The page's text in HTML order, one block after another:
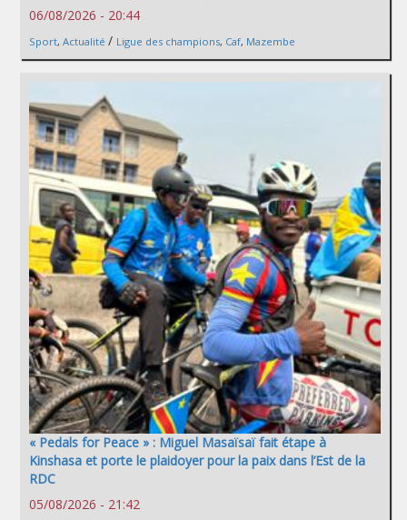
06/08/2026 - 20:44
Sport, Actualité / Ligue des champions, Caf, Mazembe
« Pedals for Peace » : Miguel Masaïsaï fait étape à
Kinshasa et porte le plaidoyer pour la paix dans l’Est de la
RDC
05/08/2026 - 21:42